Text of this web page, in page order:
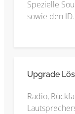
Spezielle
sowie den
Upgrade
Radio,